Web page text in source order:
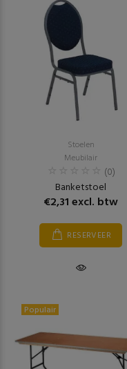
Stoelen
Meubilair
(0)
Banketstoel
€2,31 excl. btw
RESERVEER
Populair